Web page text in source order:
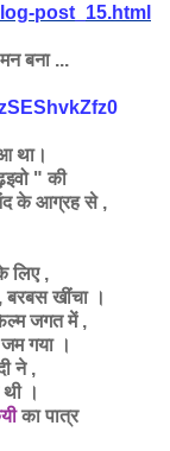
post_15.html
बना ...
था।
" की
के आग्रह से ,
लिए ,
बरबस खींचा ।
जगत में ,
गया ।
ने ,
थी ।
का पात्र